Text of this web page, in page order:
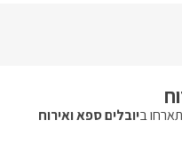
ביובלים ספא ואירוח